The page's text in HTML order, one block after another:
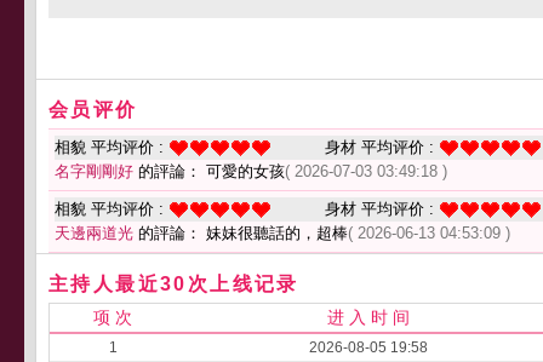
会员评价
相貌 平均评价 :
身材 平均评价 :
名字剛剛好 的評論： 可愛的女孩( 2026-07-03 03:49:18 )
相貌 平均评价 :
身材 平均评价 :
天邊兩道光 的評論： 妹妹很聽話的，超棒( 2026-06-13 04:53:09 )
主持人最近30次上线记录
项 次 进 入 时 间
1
2026-08-05 19:58